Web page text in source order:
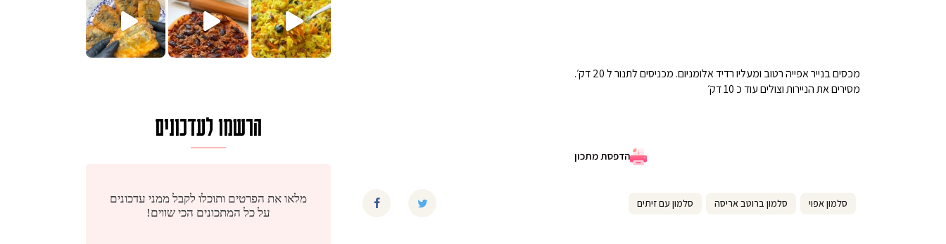
מכסים בנייר אפייה רטוב ומעליו רדיד אלומניום. מכניסים לתנור ל 20 דק׳.
מסירים את הניירות וצולים עוד כ 10 דק׳
הדפסת מתכון
סלמון אפוי סלמון ברוטב אריסה סלמון עם זיתים
הרשמו לעדכונים